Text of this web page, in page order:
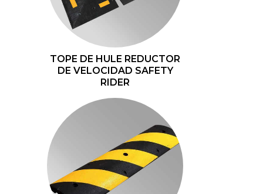
TOPE DE HULE REDUCTOR
DE VELOCIDAD SAFETY
RIDER